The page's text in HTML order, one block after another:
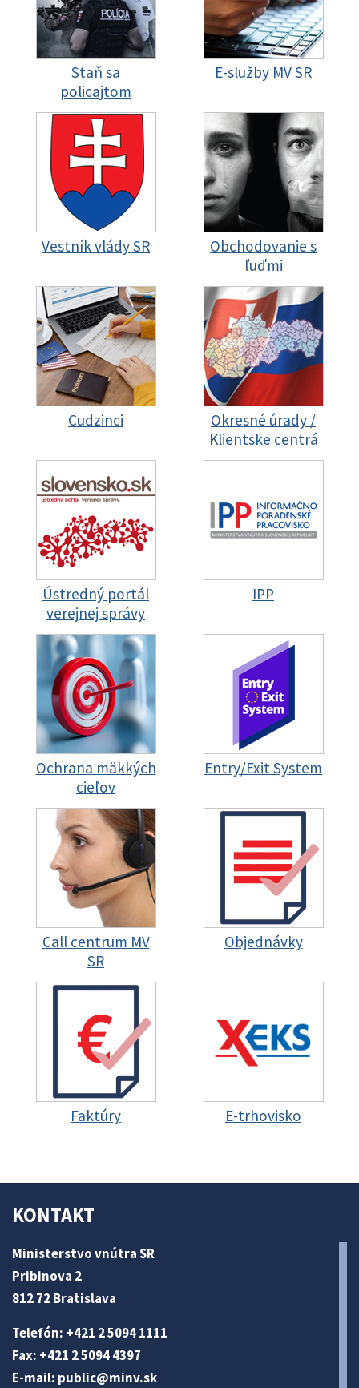
Staň sa
policajtom
E-služby MV SR
Vestník vlády SR
Obchodovanie s
ľuďmi
Cudzinci
Okresné úrady /
Klientske centrá
Ústredný portál
verejnej správy
IPP
Ochrana mäkkých
cieľov
Entry/Exit System
Call centrum MV
SR
Objednávky
Faktúry E-trhovisko
KONTAKT
Ministerstvo vnútra SR
Pribinova 2
812 72 Bratislava
Telefón: +421 2 5094 1111
Fax: +421 2 5094 4397
E-mail: public@minv.sk